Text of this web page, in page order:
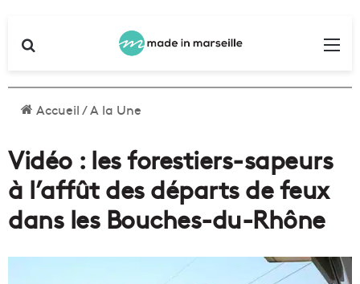
Accueil/A la Une
Vidéo : les forestiers-sapeurs
à l’affût des départs de feux
dans les Bouches-du-Rhône